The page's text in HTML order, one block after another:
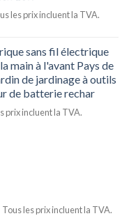
les prix incluent la TVA.
sans fil électrique
main à l'avant Pays de
de jardinage à outils
de batterie rechar
prix incluent la TVA.
Tous les prix incluent la TVA.